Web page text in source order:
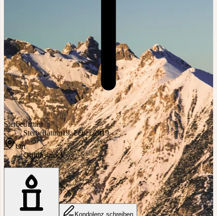
Sterbedatum
Sterbedatum19. Feber 2019
Ort
OrtInnsbruck
Kondolenz schreiben